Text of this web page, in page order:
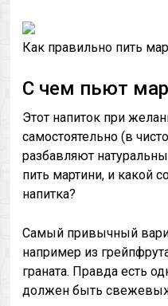
Как правильно пить
С чем пьют
Этот напиток при
самостоятельно (в
разбавляют
пить мартини, и какой
напитка?
Самый привычный
например из
граната. Правда есть
должен быть